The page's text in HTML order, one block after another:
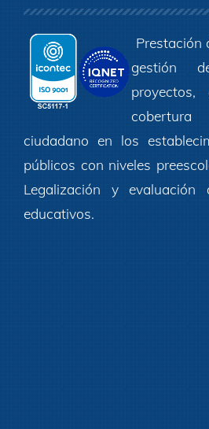
Prestación
gestión
proyectos,
ciudadano en los
públicos con niveles
Legalización y evaluación
educativos.